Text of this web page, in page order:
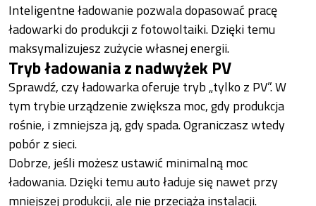
Inteligentne ładowanie pozwala dopasować pracę
ładowarki do produkcji z fotowoltaiki. Dzięki temu
maksymalizujesz zużycie własnej energii.
Tryb ładowania z nadwyżek PV
Sprawdź, czy ładowarka oferuje tryb „tylko z PV”. W
tym trybie urządzenie zwiększa moc, gdy produkcja
rośnie, i zmniejsza ją, gdy spada. Ograniczasz wtedy
pobór z sieci.
Dobrze, jeśli możesz ustawić minimalną moc
ładowania. Dzięki temu auto ładuje się nawet przy
mniejszej produkcji, ale nie przeciąża instalacji.